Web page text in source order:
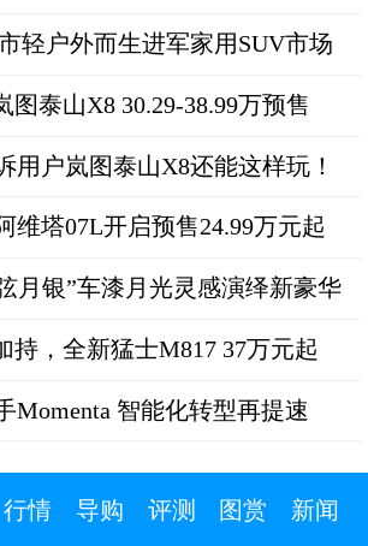
轻户外而生进军家用SUV市场
图泰山X8 30.29-38.99万预售
用户岚图泰山X8还能这样玩！
维塔07L开启预售24.99万元起
月银”车漆月光灵感演绎新豪华
持，全新猛士M817 37万元起
Momenta 智能化转型再提速
行情 导购 评测 图赏 新闻